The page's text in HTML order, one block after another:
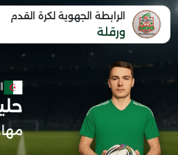
الرابطة الجهوية لكرة القدم
ورقلة